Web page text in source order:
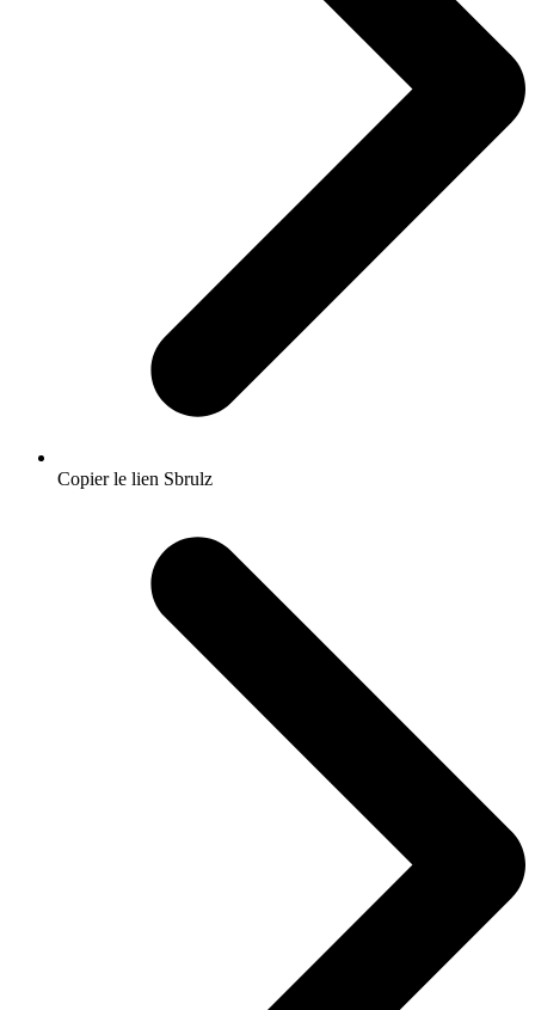
Copier le lien Sbrulz